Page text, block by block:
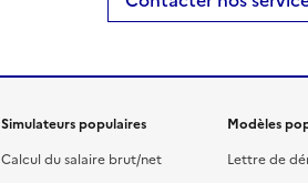
Simulateurs populaires
Calcul du salaire brut/net
Modèles
Lettre de